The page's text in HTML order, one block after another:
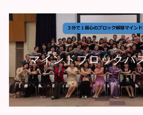
マインドブロックバ